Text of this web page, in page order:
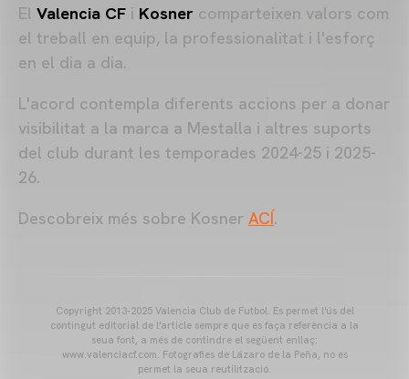
El Valencia CF i Kosner comparteixen valors com
el treball en equip, la professionalitat i l'esforç
en el dia a dia.
L'acord contempla diferents accions per a donar
visibilitat a la marca a Mestalla i altres suports
del club durant les temporades 2024-25 i 2025-
26.
Descobreix més sobre Kosner ACÍ.
Copyright 2013-2025 Valencia Club de Futbol. Es permet l'ús del
contingut editorial de l'article sempre que es faça referència a la
seua font, a més de contindre el següent enllaç:
www.valenciacf.com. Fotografies de Lázaro de la Peña, no es
permet la seua reutilització.